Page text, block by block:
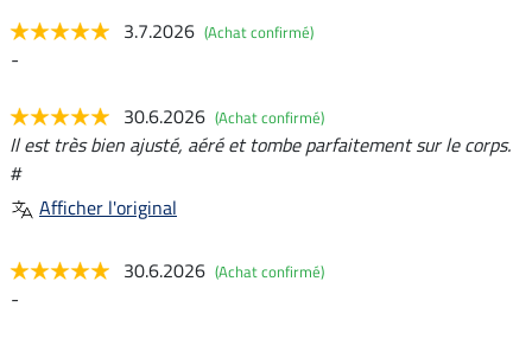
3.7.2026 (Achat confirmé)
-
30.6.2026 (Achat confirmé)
Il est très bien ajusté, aéré et tombe parfaitement sur le corps.
#
Afficher l'original
30.6.2026 (Achat confirmé)
-